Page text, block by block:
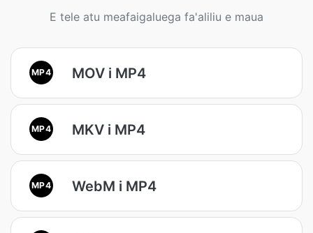
E tele atu meafaigaluega fa'aliliu e maua
MP4 MOV i MP4
MP4 MKV i MP4
MP4 WebM i MP4